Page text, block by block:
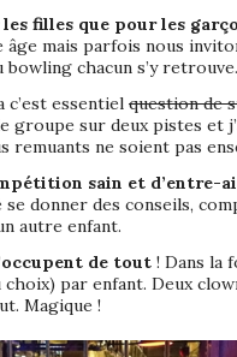
filles que pour les
mais parfois nous
bowling chacun s’y retrouve.
c’est essentiel question de
groupe sur deux pistes et
remuants ne soient pas
sain et d’entre-
donner des conseils,
autre enfant.
de tout ! Dans la
choix) par enfant. Deux
Magique !